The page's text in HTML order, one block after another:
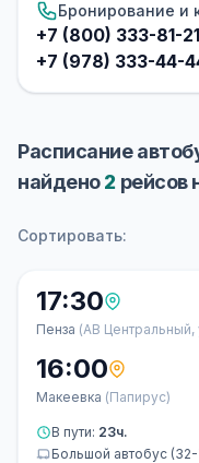
Бронирование и
+7 (800) 333-81-21
+7 (978) 333-44-
Расписание
найдено2рейсов
Сортировать:
17:30
Пенза (АВ Центральный,
16:00
Макеевка (Папирус)
В пути: 23ч.
Большой автобус